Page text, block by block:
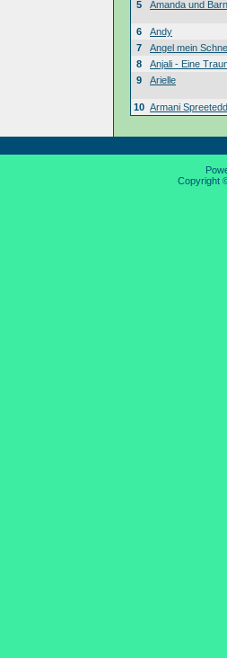
5 Amanda und
6
Andy
7
Angel mein
8
Anjali - Eine
9
Arielle
10 Armani
Copyright